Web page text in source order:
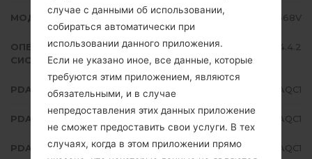
МОДЕЛЬ Samsung SM-G3568V
ОПЕРАЦИОННАЯ
СИСТЕМА
Android KitKat 4.4.2
PDA/AP ВЕРСИЯ G3568VZMS0AQC1
PDA/AP ВЕРСИЯ G3568VCHM0AQC1
PDA/AP ВЕРСИЯ G3568VZMS0AQC1
случае с данными об использовании,
собираться автоматически при
использовании данного приложения.
Если не указано иное, все данные, которые
требуются этим приложением, являются
обязательными, и в случае
непредоставления этих данных приложение
не сможет предоставить свои услуги. В тех
случаях, когда в этом приложении прямо